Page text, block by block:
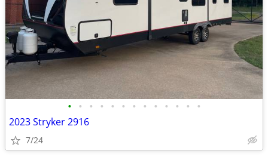
• • • • • • • • • • • • •
2023 Stryker 2916
7/24